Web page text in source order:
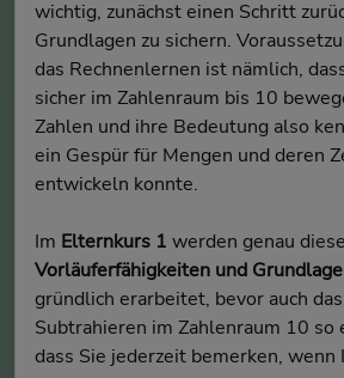
wichtig, zunächst einen Schritt
Grundlagen zu sichern.
das Rechnenlernen ist nämlich,
sicher im Zahlenraum bis 10
Zahlen und ihre Bedeutung also
ein Gespür für Mengen und deren
entwickeln konnte.
Im Elternkurs 1 werden genau diese
Vorläuferfähigkeiten und
gründlich erarbeitet, bevor auch
Subtrahieren im Zahlenraum 10
dass Sie jederzeit bemerken, wenn